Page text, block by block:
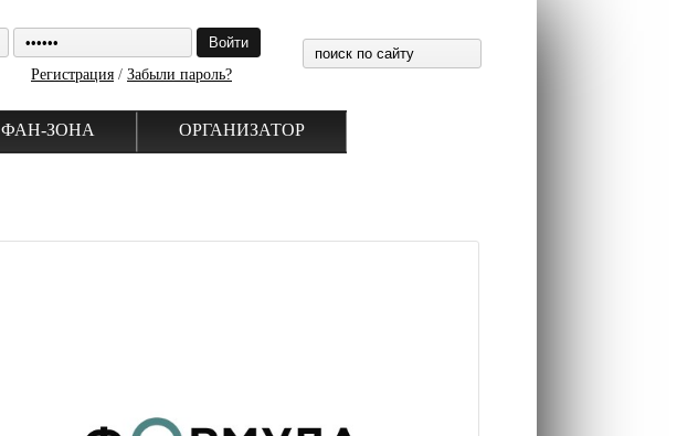
Регистрация / Забыли пароль?
ФАН-ЗОНА ОРГАНИЗАТОР